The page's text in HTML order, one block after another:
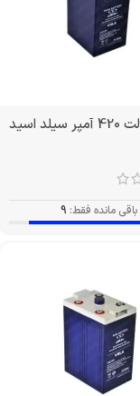
باتری 2 ولت 420 آمپر سیلد اسید
باقی مانده فقط: 9